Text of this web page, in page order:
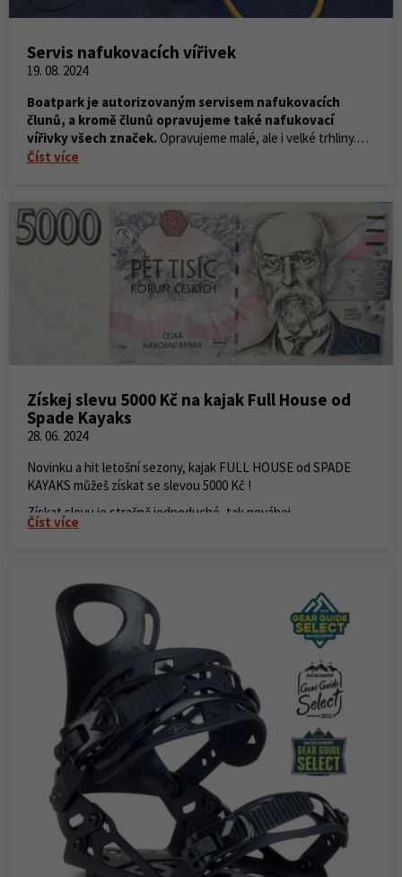
Servis nafukovacích vířivek
19. 08. 2024
Boatpark je autorizovaným servisem nafukovacích
člunů, a kromě člunů opravujeme také nafukovací
vířivky všech značek. Opravujeme malé, ale i velké trhliny.
Nejdůležitější je najít místo, kde vzduch uchází. Místo úniku,
Číst více
Získej slevu 5000 Kč na kajak Full House od
Spade Kayaks
28. 06. 2024
Novinku a hit letošní sezony, kajak FULL HOUSE od SPADE
KAYAKS můžeš získat se slevou 5000 Kč !
Získat slevu je strašně jednoduché, tak neváhej.
Číst více